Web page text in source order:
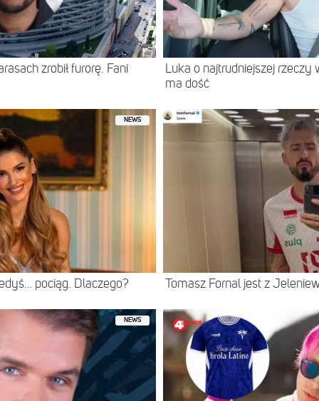
zrobił furorę. Fani
Luka o najtrudniejszej rzeczy
ma dość
NEWS
pociąg. Dlaczego? Tomasz Fornal jest z
NEWS